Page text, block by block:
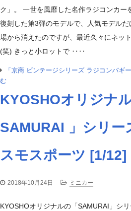
ク」。 一世を風靡した名作ラジコンカー
復刻した第3弾のモデルで、人気モデル
場から消えたのですが、最近久々にネッ
(笑) きっと小ロットで ‥‥
「京商 ビンテージシリーズ ラジコンバギ
む
KYOSHOオリジナ
SAMURAI 」シリー
スモスポーツ [1/12]
2018年10月24日 ミニカー
KYOSHOオリジナルの「SAMURAI」シ